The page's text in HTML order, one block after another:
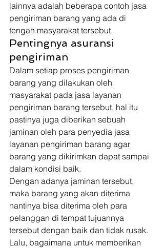
lainnya adalah beberapa contoh jasa
pengiriman barang yang ada di
tengah masyarakat tersebut.
Pentingnya asuransi
pengiriman
Dalam setiap proses pengiriman
barang yang dilakukan oleh
masyarakat pada jasa layanan
pengiriman barang tersebut, hal itu
pastinya juga diberikan sebuah
jaminan oleh para penyedia jasa
layanan pengiriman barang agar
barang yang dikirimkan dapat sampai
dalam kondisi baik.
Dengan adanya jaminan tersebut,
maka barang yang akan diterima
nantinya bisa diterima oleh para
pelanggan di tempat tujuannya
tersebut dengan baik dan tidak rusak.
Lalu, bagaimana untuk memberikan